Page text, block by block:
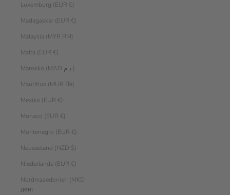
Luxemburg (EUR €)
Madagaskar (EUR €)
Malaysia (MYR RM)
Malta (EUR €)
Marokko (MAD د.م.)
Mauritius (MUR ₨)
Mexiko (EUR €)
Monaco (EUR €)
Montenegro (EUR €)
Neuseeland (NZD $)
Niederlande (EUR €)
Nordmazedonien (MKD
ден)